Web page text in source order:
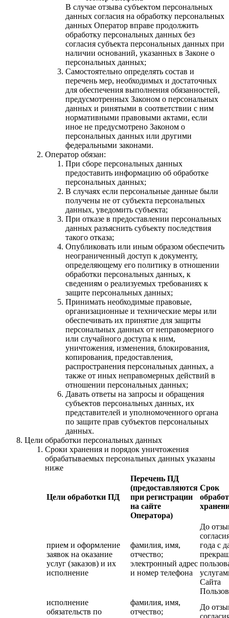
В случае отзыва субъектом персональных
данных согласия на обработку персональных
данных Оператор вправе продолжить
обработку персональных данных без
согласия субъекта персональных данных при
наличии оснований, указанных в Законе о
персональных данных;
Самостоятельно определять состав и
перечень мер, необходимых и достаточных
для обеспечения выполнения обязанностей,
предусмотренных Законом о персональных
данных и ринятыми в соответствии с ним
нормативными правовыми актами, если
иное не предусмотрено Законом о
персональных данных или другими
федеральными законами.
Оператор обязан:
При сборе персональных данных
предоставить информацию об обработке
персональных данных;
В случаях если персональные данные были
получены не от субъекта персональных
данных, уведомить субъекта;
При отказе в предоставлении персональных
данных разъяснить субъекту последствия
такого отказа;
Опубликовать или иным образом обеспечить
неограниченный доступ к документу,
определяющему его политику в отношении
обработки персональных данных, к
сведениям о реализуемых требованиях к
защите персональных данных;
Принимать необходимые правовые,
организационные и технические меры или
обеспечивать их принятие для защиты
персональных данных от неправомерного
или случайного доступа к ним,
уничтожения, изменения, блокирования,
копирования, предоставления,
распространения персональных данных, а
также от иных неправомерных действий в
отношении персональных данных;
Давать ответы на запросы и обращения
субъектов персональных данных, их
представителей и уполномоченного органа
по защите прав субъектов персональных
данных.
Цели обработки персональных данных
Сроки хранения и порядок уничтожения
обрабатываемых персональных данных указаны
ниже
Цели обработки ПД
Перечень ПД
(предоставляются
при регистрации
на сайте
Оператора)
Срок
прием и оформление
заявок на оказание
услуг (заказов) и их
исполнение
фамилия, имя,
отчество;
электронный адрес
и номер телефона
До
года с
Сайта
исполнение
обязательств по
фамилия, имя,
отчество;
До